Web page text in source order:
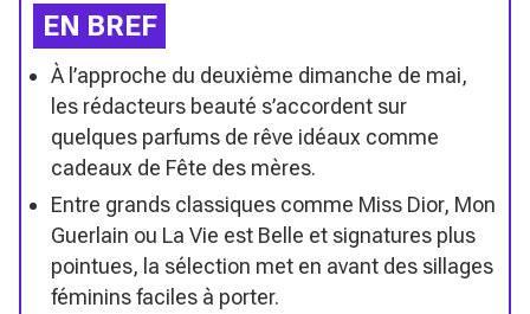
EN BREF
À l’approche du deuxième dimanche de mai,
les rédacteurs beauté s’accordent sur
quelques parfums de rêve idéaux comme
cadeaux de Fête des mères.
Entre grands classiques comme Miss Dior, Mon
Guerlain ou La Vie est Belle et signatures plus
pointues, la sélection met en avant des sillages
féminins faciles à porter.